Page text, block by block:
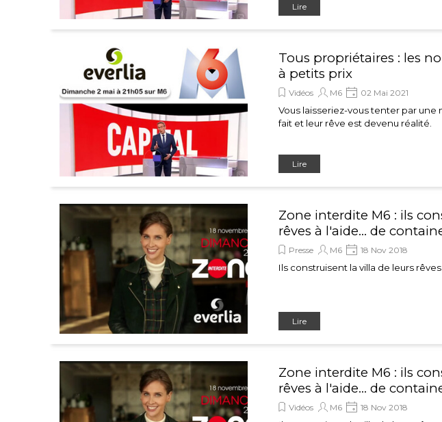
Lire
Tous propriétaires : les
à petits prix
Vidéos M6 02 Mai 2021
Vous laisseriez-vous tenter par une
fait et leur rêve est devenu réalité.
Lire
Zone interdite M6 : ils
rêves à l'aide... de
Presse M6 18 Nov 2018
Ils construisent la villa de leurs
Lire
Zone interdite M6 : ils
rêves à l'aide... de
Vidéos M6 18 Nov 2018